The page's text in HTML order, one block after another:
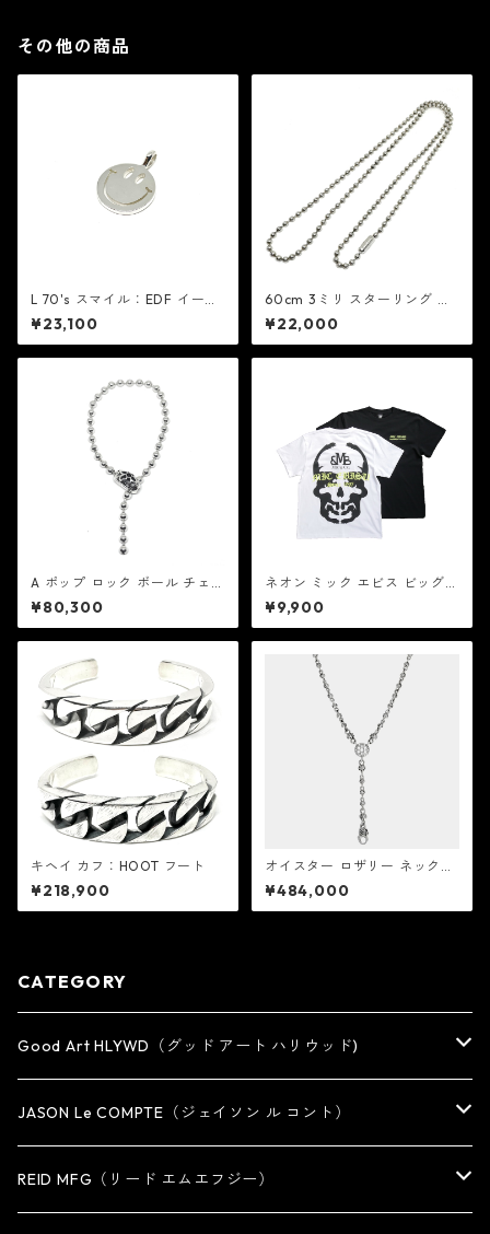
その他の商品
L 70's スマイル：EDF イーデ
ィーエフ
¥23,100
60cm 3ミリ スターリング シ
ルバー ボール チェーン：MIC
ミック
¥22,000
A ポップ ロック ボール チェー
ン ブレスレット V2：Good A
rt HLYWD グッド アート ハリ
ウッド
¥80,300
ネオン ミック エビス ビッグ
スカル Tシャツ：MIC&Co. ミ
ック アンド コー
¥9,900
キヘイ カフ：HOOT フート
¥218,900
オイスター ロザリー ネックレ
ス ：Good Art HLYWD グッ
ド アート ハリウッド
¥484,000
CATEGORY
Good Art HLYWD（グッド アート ハリウッド)
RING
EARRING・EAR CUFF
JASON Le COMPTE（ジェイソン ル コント）
NECKLACE
REID MFG（リード エムエフジー）